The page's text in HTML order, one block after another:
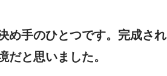
め手のひとつです。完成され
と思いました。